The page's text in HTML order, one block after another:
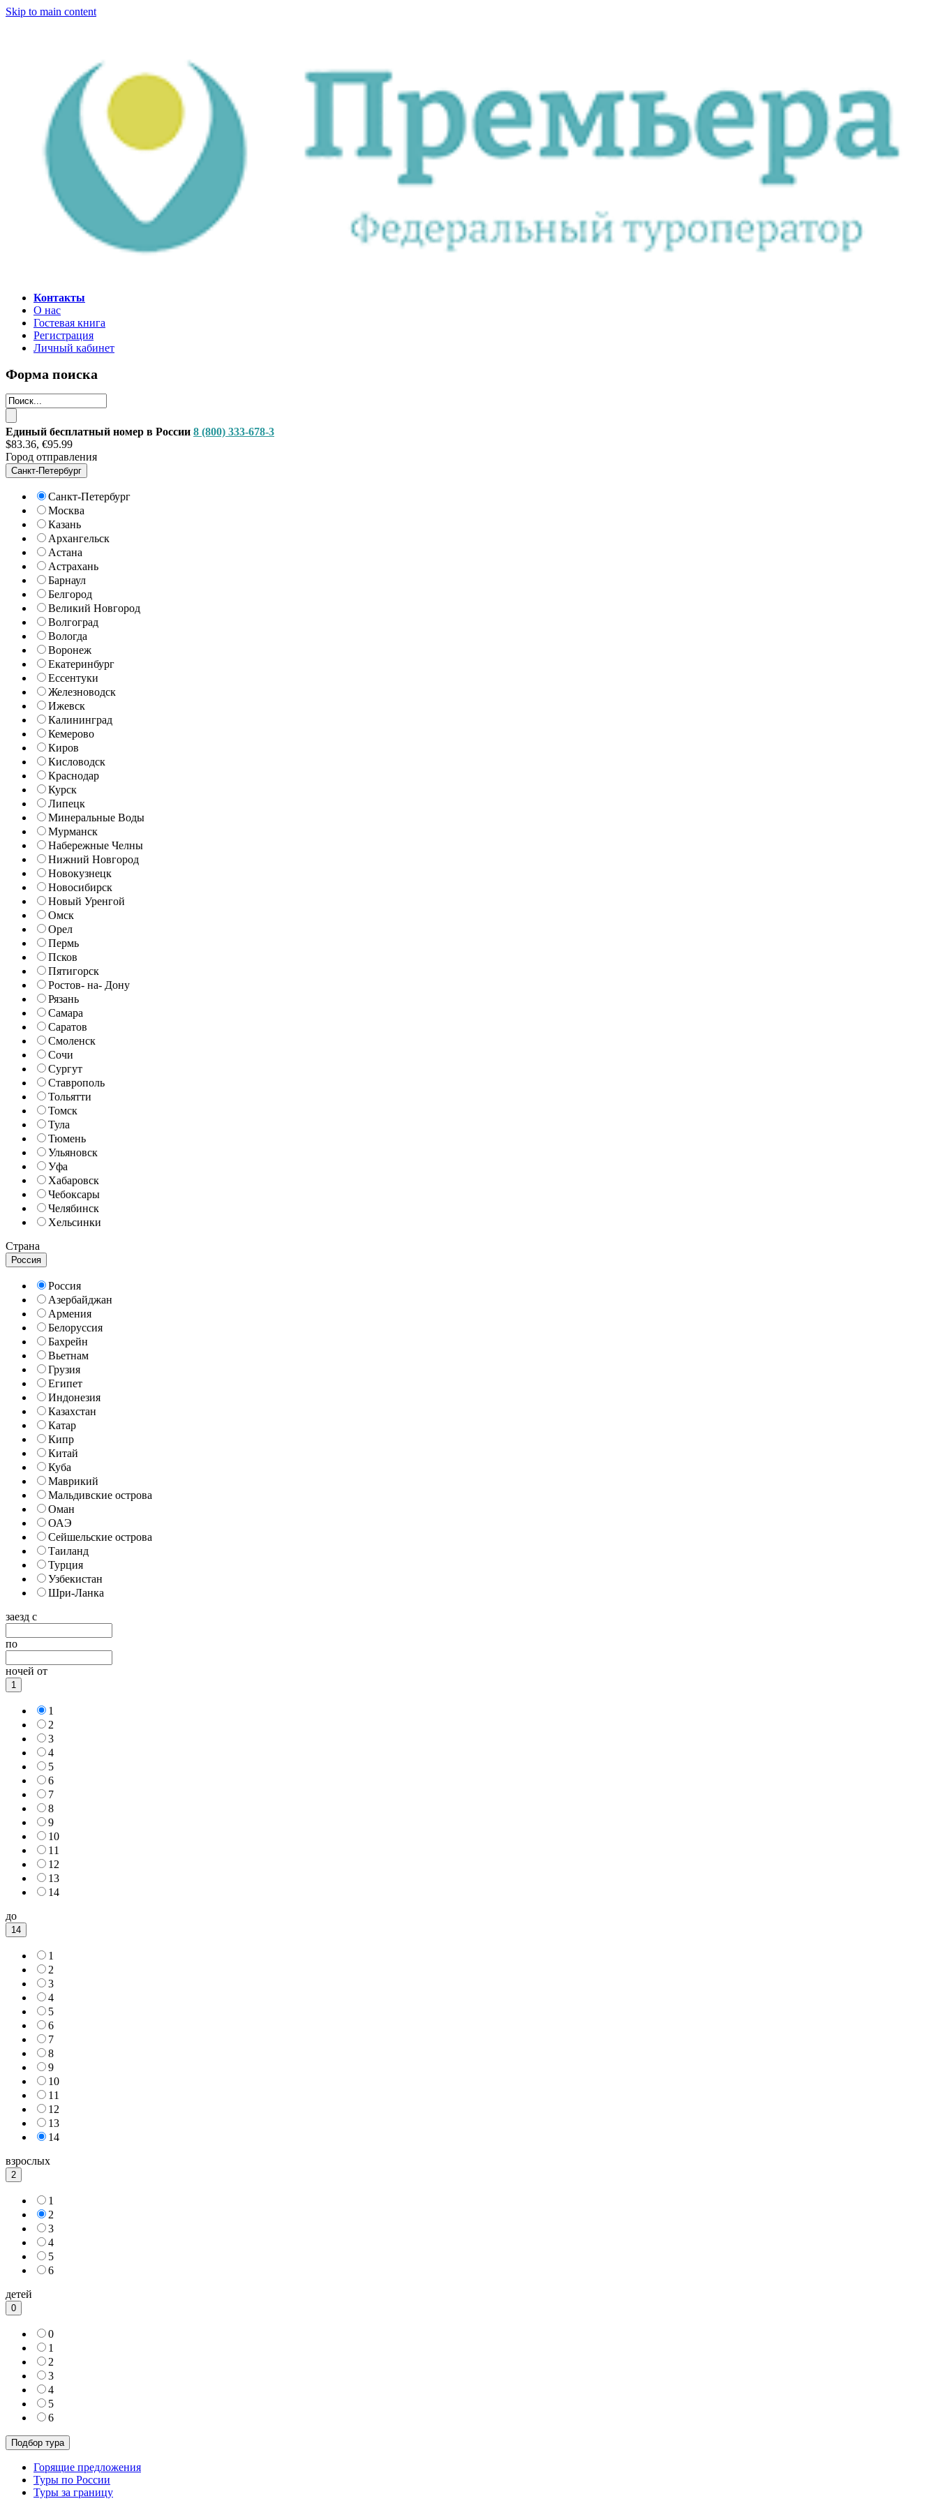
Skip to main content
Контакты
О нас
Гостевая книга
Регистрация
Личный кабинет
Форма поиска
Единый бесплатный номер в России 8 (800) 333-678-3
$83.36, €95.99
Город отправления
Санкт-Петербург
Санкт-Петербург
Москва
Казань
Архангельск
Астана
Астрахань
Барнаул
Белгород
Великий Новгород
Волгоград
Вологда
Воронеж
Екатеринбург
Ессентуки
Железноводск
Ижевск
Калининград
Кемерово
Киров
Кисловодск
Краснодар
Курск
Липецк
Минеральные Воды
Мурманск
Набережные Челны
Нижний Новгород
Новокузнецк
Новосибирск
Новый Уренгой
Омск
Орел
Пермь
Псков
Пятигорск
Ростов- на- Дону
Рязань
Самара
Саратов
Смоленск
Сочи
Сургут
Ставрополь
Тольятти
Томск
Тула
Тюмень
Ульяновск
Уфа
Хабаровск
Чебоксары
Челябинск
Хельсинки
Страна
Россия
Россия
Азербайджан
Армения
Белоруссия
Бахрейн
Вьетнам
Грузия
Египет
Индонезия
Казахстан
Катар
Кипр
Китай
Куба
Маврикий
Мальдивские острова
Оман
ОАЭ
Сейшельские острова
Таиланд
Турция
Узбекистан
Шри-Ланка
заезд с
по
ночей от
1
1
2
3
4
5
6
7
8
9
10
11
12
13
14
до
14
1
2
3
4
5
6
7
8
9
10
11
12
13
14
взрослых
2
1
2
3
4
5
6
детей
0
0
1
2
3
4
5
6
Горящие предложения
Туры по России
Туры за границу